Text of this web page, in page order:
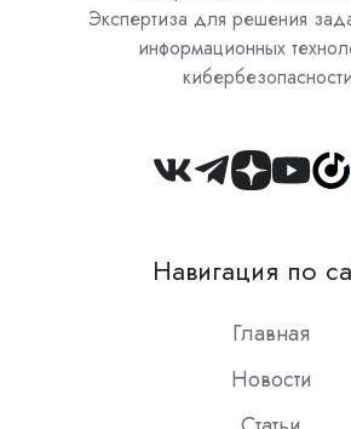
Экспертиза для решения
информационных
Join
Slack
Навигация по
Главная
Новости